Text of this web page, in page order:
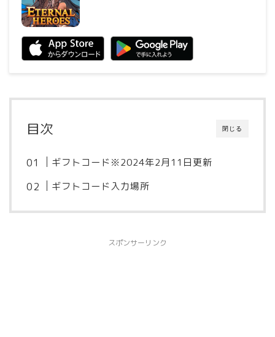
閉じる
目次
ギフトコード※2024年2月11日更新
ギフトコード入力場所
スポンサーリンク